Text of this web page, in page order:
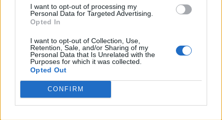
I want to opt-out of processing my
Personal Data for Targeted Advertising.
Opted In
I want to opt-out of Collection, Use,
Retention, Sale, and/or Sharing of my
Personal Data that Is Unrelated with the
Purposes for which it was collected.
Opted Out
CONFIRM